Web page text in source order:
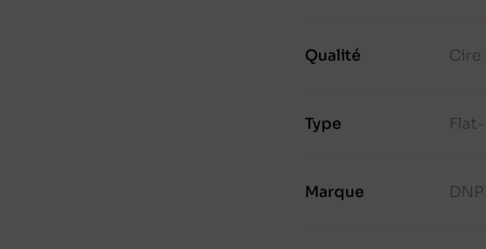
Qualité Cire
Type
Marque DNP